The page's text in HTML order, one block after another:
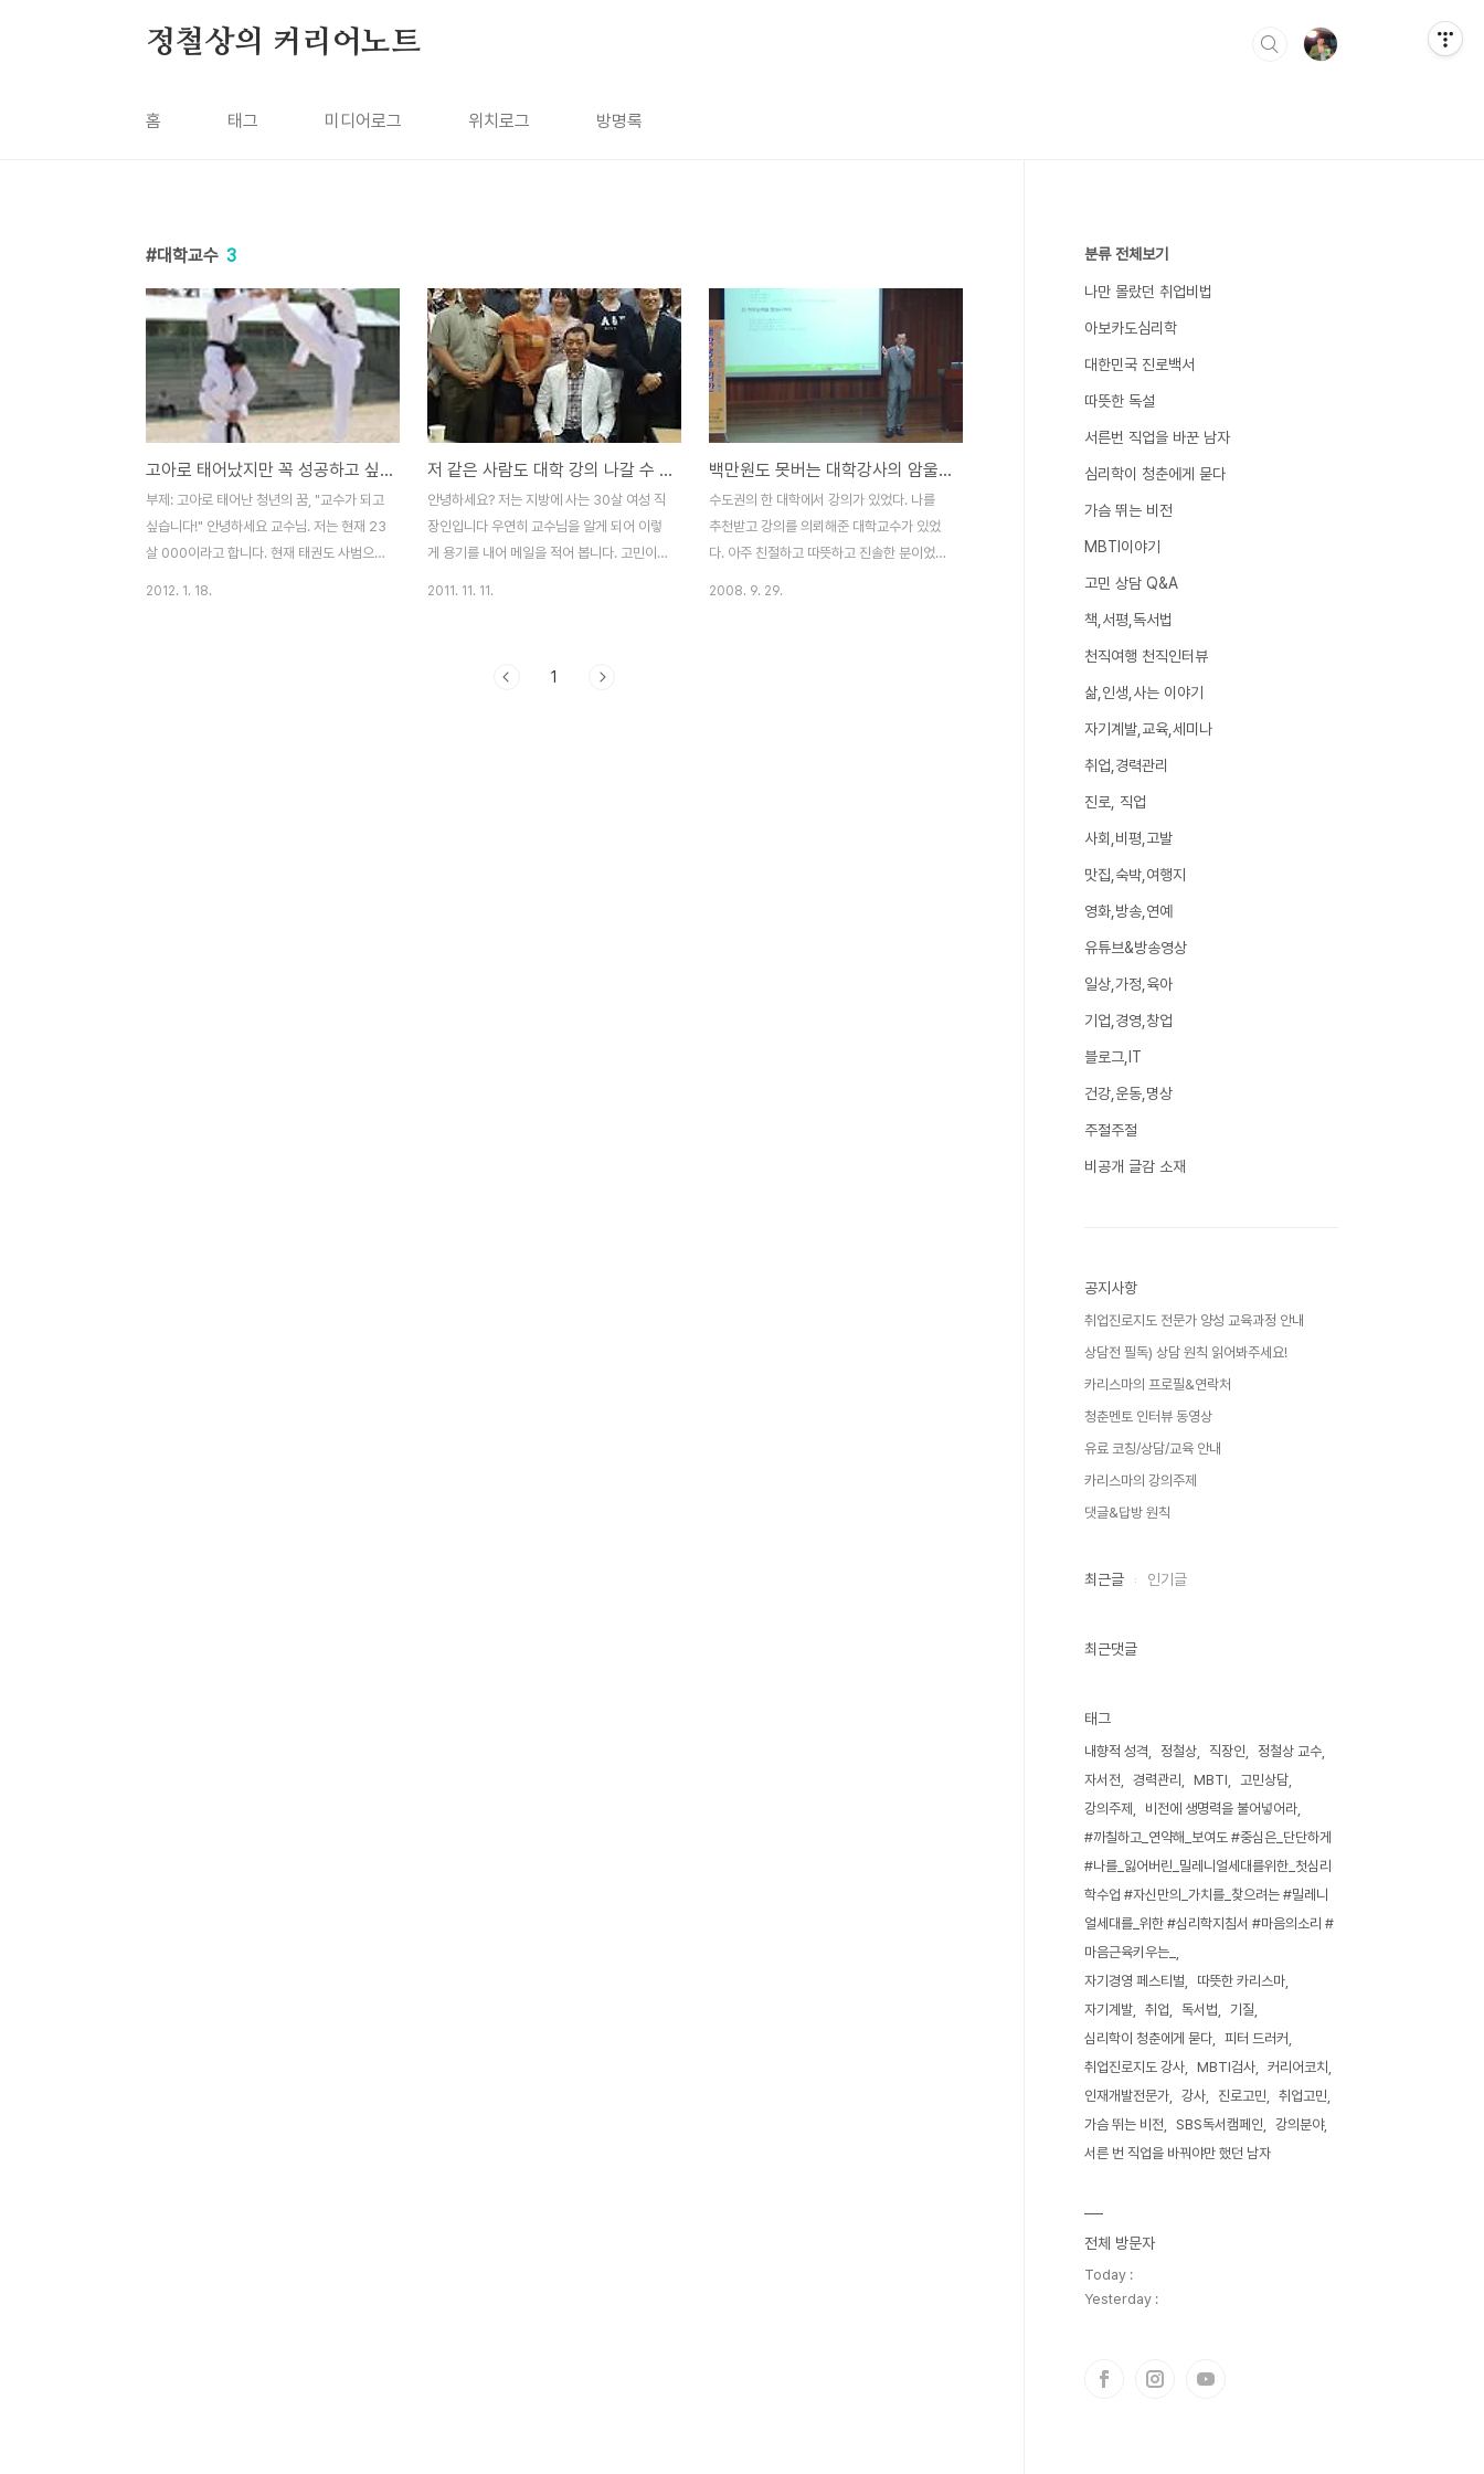
정철상의 커리어노트
홈 태그 미디어로그 위치로그 방명록
대학교수 3
고아로 태어났지만 꼭 성공하고 싶습니다!
부제: 고아로 태어난 청년의 꿈, "교수가 되고
싶습니다!" 안녕하세요 교수님. 저는 현재 23
살 000이라고 합니다. 현재 태권도 사범으로
2012. 1. 18.
저 같은 사람도 대학 강의 나갈 수 있을까요?
안녕하세요? 저는 지방에 사는 30살 여성 직
장인입니다 우연히 교수님을 알게 되어 이렇
게 용기를 내어 메일을 적어 봅니다. 고민이
니다. 지금 현재 자격증 2차까지 시험은 다
2011. 11. 11.
백만원도 못버는 대학강사의 암울한 자화상
수도권의 한 대학에서 강의가 있었다. 나를
추천받고 강의를 의뢰해준 대학교수가 있었
다. 아주 친절하고 따뜻하고 진솔한 분이었
2008. 9. 29.
1
분류 전체보기
나만 몰랐던 취업비법
아보카도심리학
대한민국 진로백서
따뜻한 독설
서른번 직업을 바꾼 남자
심리학이 청춘에게 묻다
가슴 뛰는 비전
MBTI이야기
고민 상담 Q&A
책,서평,독서법
천직여행 천직인터뷰
삶,인생,사는 이야기
자기계발,교육,세미나
취업,경력관리
진로, 직업
사회,비평,고발
맛집,숙박,여행지
영화,방송,연예
유튜브&방송영상
일상,가정,육아
기업,경영,창업
블로그,IT
건강,운동,명상
주절주절
비공개 글감 소재
공지사항
취업진로지도 전문가 양성 교육과정 안내
상담전 필독) 상담 원칙 읽어봐주세요!
카리스마의 프로필&연락처
청춘멘토 인터뷰 동영상
유료 코칭/상담/교육 안내
카리스마의 강의주제
댓글&답방 원칙
최근글 인기글
최근댓글
태그
내향적 성격 정철상 직장인
정철상 교수
자서전
경력관리 MBTI
고민상담
강의주제
비전에 생명력을 불어넣어라
#까칠하고_연약해_보여도 #중심은_단단하게
#나를_잃어버린_밀레니얼세대를위한_첫심리
학수업 #자신만의_가치를_찾으려는 #밀레니
얼세대를_위한 #심리학지침서 #마음의소리 #
마음근육키우는_
자기경영 페스티벌
따뜻한 카리스마
자기계발
취업 독서법
기질
심리학이 청춘에게 묻다
피터 드러커
취업진로지도 강사
MBTI검사
커리어코치
인재개발전문가
강사 진로고민
취업고민
가슴 뛰는 비전
SBS독서캠페인
강의분야
서른 번 직업을 바꿔야만 했던 남자
전체 방문자
Today :
Yesterday :